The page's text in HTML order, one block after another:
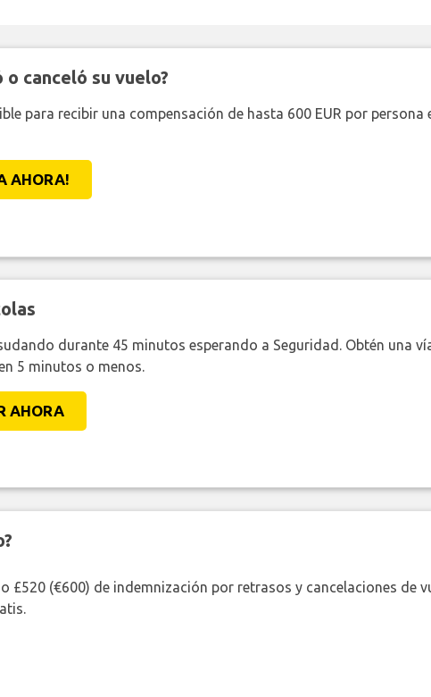
o canceló su vuelo?
para recibir una compensación de hasta 600 EUR por persona
AHORA!
durante 45 minutos esperando a Seguridad. Obtén una
5 minutos o menos.
AHORA
£520 (€600) de indemnización por retrasos y cancelaciones de